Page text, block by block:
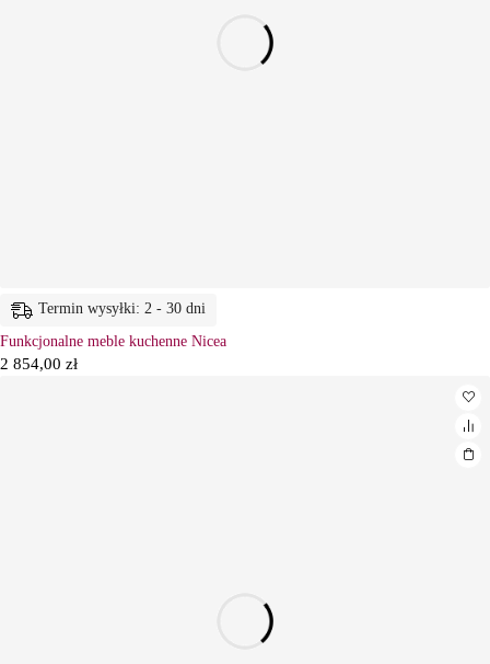
Termin wysyłki: 2 - 30 dni
Funkcjonalne meble kuchenne Nicea
2 854,00 zł